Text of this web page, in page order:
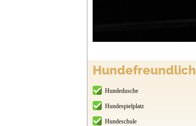
Hundefreundlich
Hundedusche
Hundespielplatz
Hundeschule